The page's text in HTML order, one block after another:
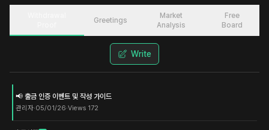
Greetings
Market
Analysis
Free
Board
Write
📢 출금 인증 이벤트 및 작성 가이드
관리자·05/01/26·Views 172